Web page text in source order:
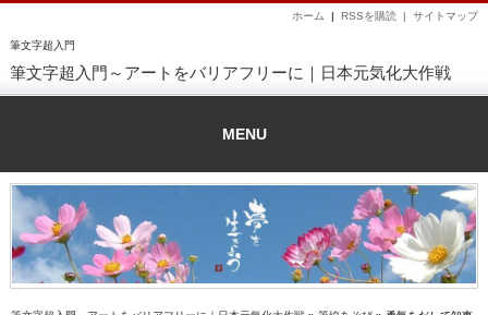
筆文字超入門
サイトマップ
RSSを購読 |
ホーム |
筆文字超入門～アートをバリアフリーに｜日本元気化大作戦
MENU